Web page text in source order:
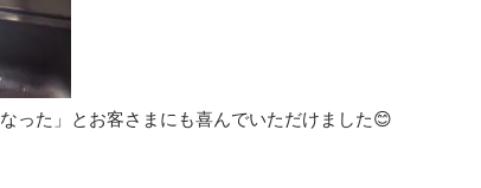
った」とお客さまにも喜んでいただけました😊